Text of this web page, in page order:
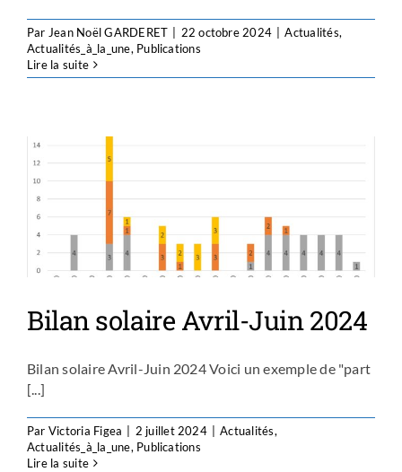
Par Jean Noël GARDERET 22 octobre 2024 Actualités,
Actualités_à_la_une, Publications
Lire la suite
Bilan solaire Avril-Juin 2024
Bilan solaire Avril-Juin 2024 Voici un exemple de "part
[...]
Par Victoria Figea 2 juillet 2024 Actualités,
Actualités_à_la_une, Publications
Lire la suite